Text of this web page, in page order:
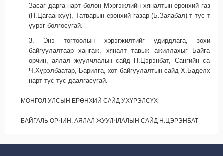
Засаг дарга нарт болон Мэргэжлийн хяналтын ерөнхий газар
(Н.Цагаанхүү), Татварын ерөнхий газар (Б.Заяабал)-т тус тус
үүрэг болгосугай.
3. Энэ тогтоолын хэрэгжилтийг удирдлага, зохион
байгуулалтаар хангаж, хяналт тавьж ажиллахыг Байгаль
орчин, аялал жуулчлалын сайд Н.Цэрэнбат, Сангийн сайд
Ч.Хүрэлбаатар, Барилга, хот байгуулалтын сайд Х.Баделхан
нарт тус тус даалгасугай.
МОНГОЛ УЛСЫН ЕРӨНХИЙ САЙД У.ХҮРЭЛСҮХ
БАЙГАЛЬ ОРЧИН, АЯЛАЛ ЖУУЛЧЛАЛЫН САЙД Н.ЦЭРЭНБАТ